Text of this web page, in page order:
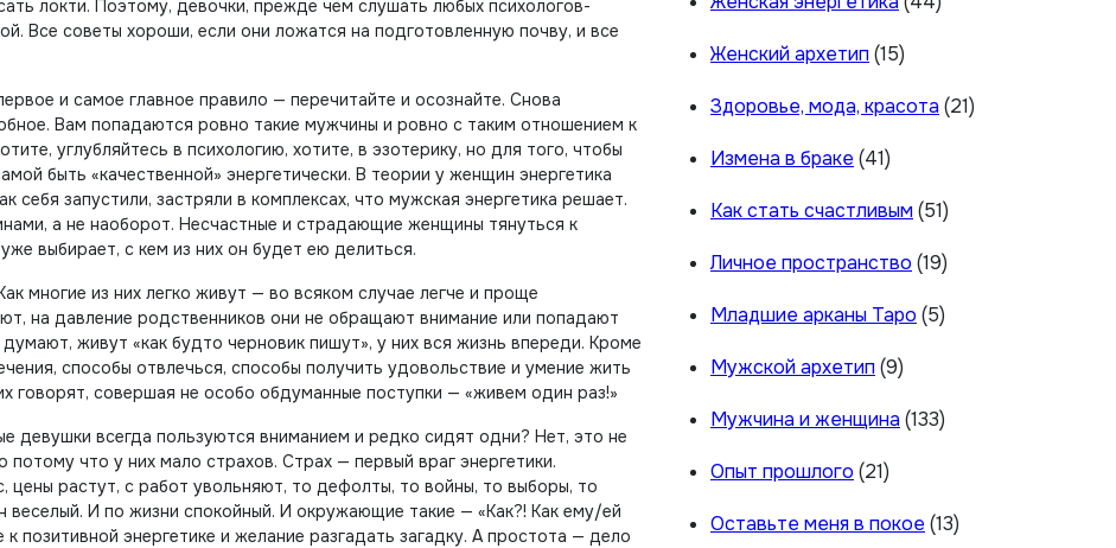
локти. Поэтому, девочки, прежде чем слушать любых психологов-
Все советы хороши, если они ложатся на подготовленную почву, и все
и самое главное правило — перечитайте и осознайте. Снова
Вам попадаются ровно такие мужчины и ровно с таким отношением к
углубляйтесь в психологию, хотите, в эзотерику, но для того, чтобы
быть «качественной» энергетически. В теории у женщин энергетика
запустили, застряли в комплексах, что мужская энергетика решает.
а не наоборот. Несчастные и страдающие женщины тянуться к
выбирает, с кем из них он будет ею делиться.
многие из них легко живут — во всяком случае легче и проще
на давление родственников они не обращают внимание или попадают
живут «как будто черновик пишут», у них вся жизнь впереди. Кроме
способы отвлечься, способы получить удовольствие и умение жить
говорят, совершая не особо обдуманные поступки — «живем один раз!»
девушки всегда пользуются вниманием и редко сидят одни? Нет, это не
что у них мало страхов. Страх — первый враг энергетики.
цены растут, с работ увольняют, то дефолты, то войны, то выборы, то
веселый. И по жизни спокойный. И окружающие такие — «Как?! Как ему/ей
позитивной энергетике и желание разгадать загадку. А простота — дело
Женский архетип (15)
Здоровье, мода, красота (21)
Измена в браке (41)
Как стать счастливым (51)
Личное пространство (19)
Младшие арканы Таро (5)
Мужской архетип (9)
Мужчина и женщина (133)
Опыт прошлого (21)
Оставьте меня в покое (13)